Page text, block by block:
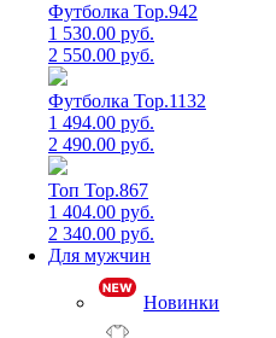
Футболка Top.942
1 530.00 руб.
2 550.00 руб.
Футболка Top.1132
1 494.00 руб.
2 490.00 руб.
Топ Top.867
1 404.00 руб.
2 340.00 руб.
Для мужчин
Новинки